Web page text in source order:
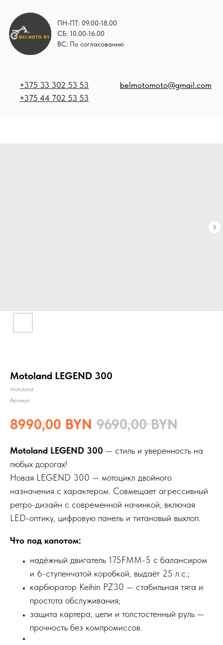
ПН-ПТ: 09.00-18.00
СБ: 10.00-16.00
ВС: По согласованию
Motoland LEGEND 300
Motoland
Артикул:
8990,00 BYN 9690,00 BYN
Motoland LEGEND 300 — стиль и уверенность на
любых дорогах!
Новая LEGEND 300 — мотоцикл двойного
назначения с характером. Совмещает агрессивный
ретро-дизайн с современной начинкой, включая
LED-оптику, цифровую панель и титановый выхлоп.
Что под капотом:
надёжный двигатель 175FMM-5 с балансиром
и 6-ступенчатой коробкой, выдаёт 25 л.с.;
карбюратор Keihin PZ30 — стабильная тяга и
простота обслуживания;
защита картера, цепи и толстостенный руль —
прочность без компромиссов.